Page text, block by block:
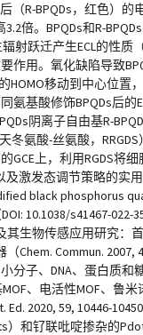
后（R-BPQDs，红色）
3.2倍。BPQDs和R-
辐射跃迁产生ECL的性
作用。氧化缺陷导致
HOMO移动到中心位
氨基酸修饰BPQDs后的
阴离子自由基R-
冬氨酸-丝氨酸，
GCE上，利用RGDS将
及激发态调节策略的实
black phosphorus
10.1038/s41467-
其生物传感应用研究：
（Chem. Commun.
分子、DNA、蛋白质和
、电活性MOF、鲁
Ed. 2020, 59, 10446-
）和钌联吡啶掺杂的